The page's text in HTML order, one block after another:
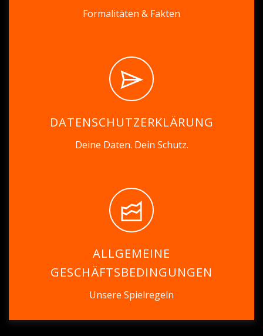
Formalitäten & Fakten
DATENSCHUTZERKLÄRUNG
Deine Daten. Dein Schutz.
ALLGEMEINE
GESCHÄFTSBEDINGUNGEN
Unsere Spielregeln